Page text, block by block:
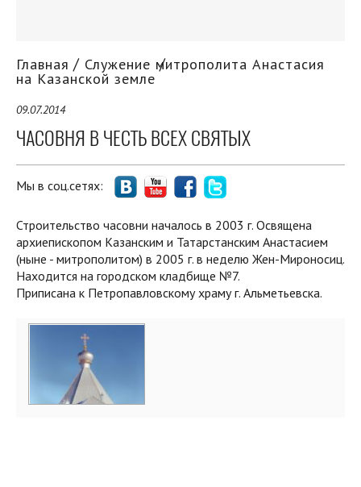
Главная Служение митрополита Анастасия
на Казанской земле
09.07.2014
ЧАСОВНЯ В ЧЕСТЬ ВСЕХ СВЯТЫХ
Мы в соц.сетях:
Строительство часовни началось в 2003 г. Освящена
архиепископом Казанским и Татарстанским Анастасием
(ныне - митрополитом) в 2005 г. в неделю Жен-Мироносиц.
Находится на городском кладбище №7.
Приписана к Петропавловскому храму г. Альметьевска.